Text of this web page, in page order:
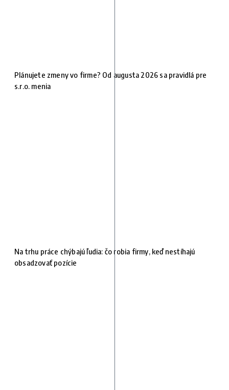
Plánujete zmeny vo firme? Od augusta 2026 sa pravidlá pre
s.r.o. menia
Na trhu práce chýbajú ľudia: čo robia firmy, keď nestíhajú
obsadzovať pozície